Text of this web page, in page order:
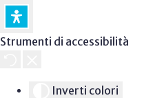
Strumenti di accessibilità
Inverti colori